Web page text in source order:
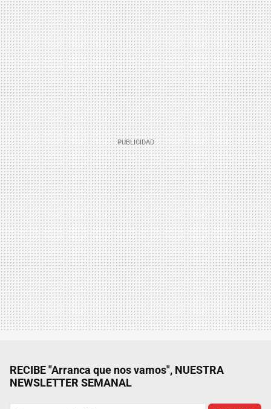
RECIBE "Arranca que nos vamos", NUESTRA
NEWSLETTER SEMANAL